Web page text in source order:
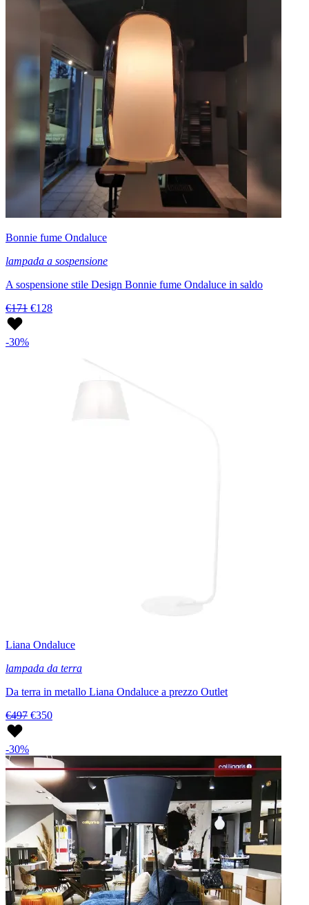
Bonnie fume Ondaluce
lampada a sospensione
A sospensione stile Design Bonnie fume Ondaluce in saldo
€171 €128
-30%
Liana Ondaluce
lampada da terra
Da terra in metallo Liana Ondaluce a prezzo Outlet
€497 €350
-30%